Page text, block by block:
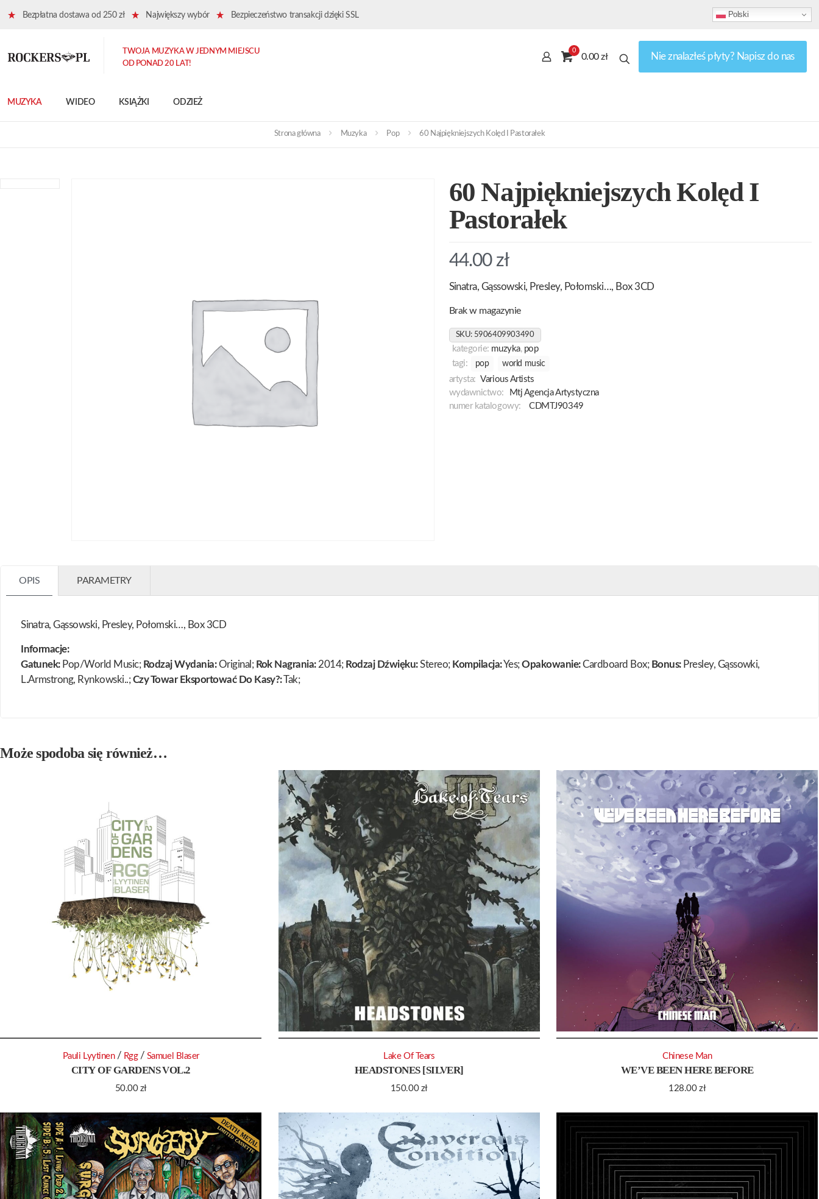
Bezpłatna dostawa od 250 zł Największy wybór Bezpieczeństwo transakcji dzięki SSL Polski
MUZYKA WIDEO KSIĄŻKI ODZIEŻ
TWOJA MUZYKA W JEDNYM MIEJSCU
OD PONAD 20 LAT!
0
0.00 zł Nie znalazłeś płyty? Napisz do nas
Strona główna Muzyka Pop 60 Najpiękniejszych Kolęd I Pastorałek
60 Najpiękniejszych Kolęd I
Pastorałek
44.00 zł
Sinatra, Gąssowski, Presley, Połomski…, Box 3CD
Brak w magazynie
SKU: 5906409903490
kategorie: muzyka, pop
tagi:
pop world music
artysta: Various Artists
wydawnictwo:
Mtj Agencja Artystyczna
numer katalogowy:
CDMTJ90349
OPIS PARAMETRY
Sinatra, Gąssowski, Presley, Połomski…, Box 3CD
Informacje:
Gatunek:Pop/World Music; Rodzaj Wydania:Original; Rok Nagrania:2014; Rodzaj Dźwięku:Stereo; Kompilacja:Yes;Opakowanie:Cardboard Box; Bonus:Presley, Gąssowki,
L.Armstrong, Rynkowski..;Czy Towar Eksportować Do Kasy?:Tak;
Może spodoba się również…
CITY OF GARDENS VOL.2
50.00 zł
Pauli Lyytinen / Rgg / Samuel Blaser
HEADSTONES [SILVER]
150.00 zł
Lake Of Tears
WE’VE BEEN HERE BEFORE
128.00zł
Chinese Man